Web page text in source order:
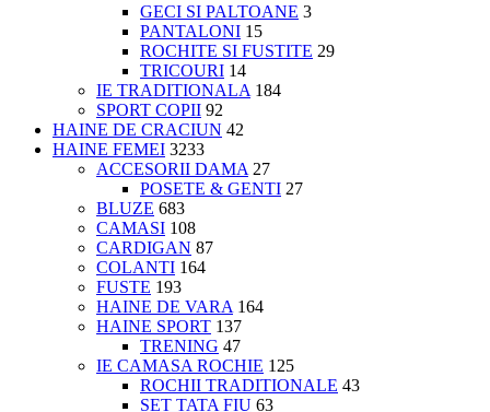
GECI SI PALTOANE 3
PANTALONI 15
ROCHITE SI FUSTITE 29
TRICOURI 14
IE TRADITIONALA 184
SPORT COPII 92
HAINE DE CRACIUN 42
HAINE FEMEI 3233
ACCESORII DAMA 27
POSETE & GENTI 27
BLUZE 683
CAMASI 108
CARDIGAN 87
COLANTI 164
FUSTE 193
HAINE DE VARA 164
HAINE SPORT 137
TRENING 47
IE CAMASA ROCHIE 125
ROCHII TRADITIONALE 43
SET TATA FIU 63